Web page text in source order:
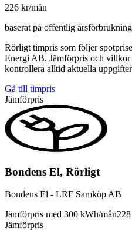
226 kr/mån
baserat på offentlig
Rörligt timpris som följer
Energi AB. Jämförpris och
kontrollera alltid aktuella
Gå till timpris
Jämförpris
Bondens El, Rörligt
Bondens El - LRF Samköp AB
Jämförpris med 300 kWh/mån
Jämförpris